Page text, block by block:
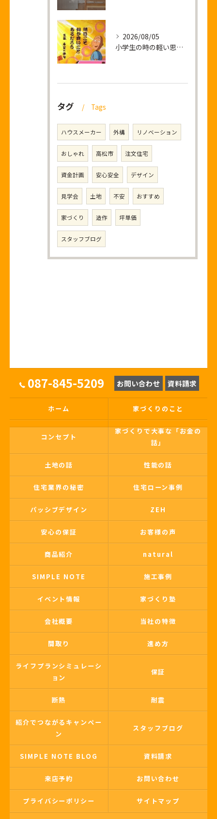
2026/08/05
小学生の時の軽い思い出話し
タグ Tags
ハウスメーカー 外構 リノベーション
おしゃれ 高松市 注文住宅
資金計画 安心安全 デザイン
見学会 土地 不安 おすすめ
家づくり 造作 坪単価
スタッフブログ
087-845-5209 お問い合わせ 資料請求
ホーム 家づくりのこと
コンセプト
家づくりで大事な「お金の
話」
土地の話 性能の話
住宅業界の秘密 住宅ローン事例
パッシブデザイン ZEH
安心の保証 お客様の声
商品紹介 natural
SIMPLE NOTE 施工事例
イベント情報 家づくり塾
会社概要 当社の特徴
間取り 進め方
ライフプランシミュレーシ
ョン
保証
断熱 耐震
紹介でつながるキャンペー
ン
スタッフブログ
SIMPLE NOTE BLOG 資料請求
来店予約 お問い合わせ
プライバシーポリシー サイトマップ